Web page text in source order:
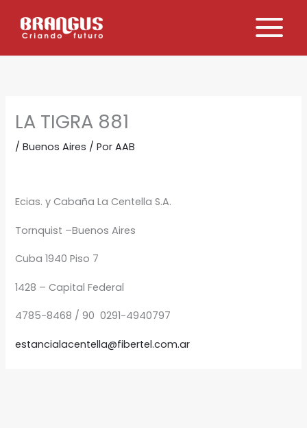
LA TIGRA 881
/Buenos Aires / PorAAB
Ecias. y Cabaña La Centella S.A.
Tornquist –Buenos Aires
Cuba 1940 Piso 7
1428 – Capital Federal
4785-8468 / 90 0291-4940797
estancialacentella@fibertel.com.ar